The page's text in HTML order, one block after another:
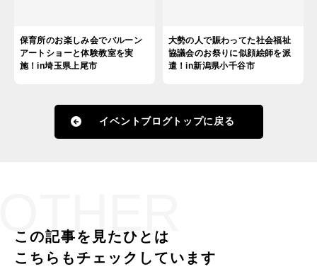
保育所のお楽しみ会でバルーン
アートショーと体験教室を実
施！in埼玉県上尾市
大勢の人で賑わってた社会福祉
協議会のお祭りに似顔絵師を派
遣！in新潟県小千谷市
イベントブログトップに戻る
この記事を見たひとは
こちらもチェックしています